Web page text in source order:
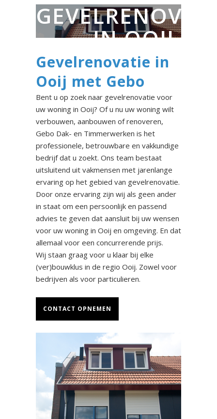
IN OOIJ
Gevelrenovatie in
Ooij met Gebo
Bent u op zoek naar gevelrenovatie voor
uw woning in Ooij? Of u nu uw woning wilt
verbouwen, aanbouwen of renoveren,
Gebo Dak- en Timmerwerken is het
professionele, betrouwbare en vakkundige
bedrijf dat u zoekt. Ons team bestaat
uitsluitend uit vakmensen met jarenlange
ervaring op het gebied van gevelrenovatie.
Door onze ervaring zijn wij als geen ander
in staat om een persoonlijk en passend
advies te geven dat aansluit bij uw wensen
voor uw woning in Ooij en omgeving. En dat
allemaal voor een concurrerende prijs.
Wij staan graag voor u klaar bij elke
(ver)bouwklus in de regio Ooij. Zowel voor
bedrijven als voor particulieren.
CONTACT OPNEMEN